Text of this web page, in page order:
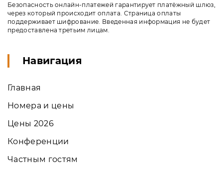
Безопасность онлайн-платежей гарантирует платёжный шлюз,
через который происходит оплата. Страница оплаты
поддерживает шифрование. Введенная информация не будет
предоставлена третьим лицам.
Навигация
Главная
Номера и цены
Цены 2026
Конференции
Частным гостям